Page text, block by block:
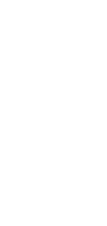
※シミュレーション結果は入力さ